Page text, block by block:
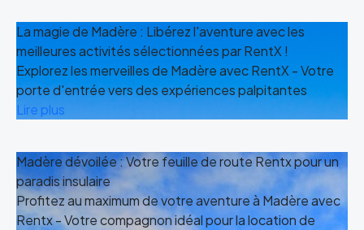
La magie de Madère : Libérez l'aventure avec les
meilleures activités sélectionnées par RentX !
Explorez les merveilles de Madère avec RentX - Votre
porte d'entrée vers des expériences palpitantes
Lire plus
Madère dévoilée : Votre feuille de route Rentx pour un
paradis insulaire
Profitez au maximum de votre aventure à Madère avec
Rentx - Votre compagnon idéal pour la location de